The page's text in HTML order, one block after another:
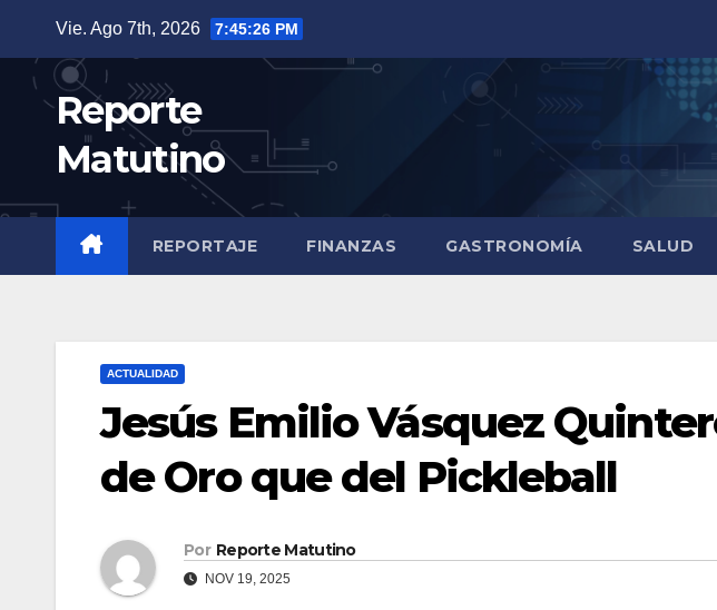
contenido
Vie. Ago 7th, 2026 7:45:27 PM
Reporte
Matutino
REPORTAJE FINANZAS GASTRONOMÍA SALUD
ACTUALIDAD
Jesús Emilio Vásquez
de Oro que del Pickleball
Por Reporte Matutino
NOV 19, 2025